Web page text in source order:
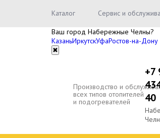
Каталог Сервис и
Ваш город Набережные Челны?
КазаньИркутскУфаРостов-на-Дону
✖
Производство и
всех типов отопителей
и подогревателей
+7
40